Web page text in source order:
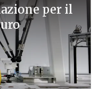
per il